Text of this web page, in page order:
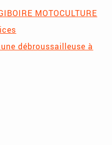
MOTOCULTURE
débroussailleuse à